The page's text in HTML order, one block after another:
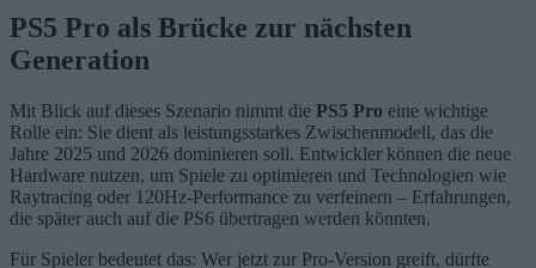
PS5 Pro als Brücke zur nächsten
Generation
Mit Blick auf dieses Szenario nimmt die PS5 Pro eine wichtige
Rolle ein: Sie dient als leistungsstarkes Zwischenmodell, das die
Jahre 2025 und 2026 dominieren soll. Entwickler können die neue
Hardware nutzen, um Spiele zu optimieren und Technologien wie
Raytracing oder 120Hz-Performance zu verfeinern – Erfahrungen,
die später auch auf die PS6 übertragen werden könnten.
Für Spieler bedeutet das: Wer jetzt zur Pro-Version greift, dürfte